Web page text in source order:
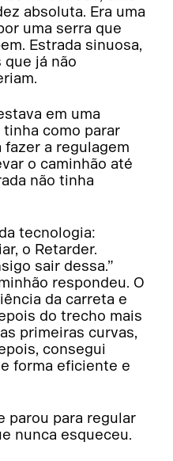
absoluta. Era uma
uma serra que
Estrada sinuosa,
já não
em uma
como parar
a regulagem
o caminhão até
não tinha
tecnologia:
o Retarder.
sair dessa.”
respondeu. O
da carreta e
do trecho mais
primeiras curvas,
consegui
forma eficiente e
parou para regular
nunca esqueceu.